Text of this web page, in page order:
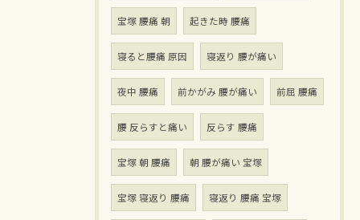
宝塚 腰痛 朝 起きた時 腰痛
寝ると腰痛 原因 寝返り 腰が痛い
夜中 腰痛 前かがみ 腰が痛い 前屈 腰痛
腰 反らすと痛い 反らす 腰痛
宝塚 朝 腰痛 朝 腰が痛い 宝塚
宝塚 寝返り 腰痛 寝返り 腰痛 宝塚